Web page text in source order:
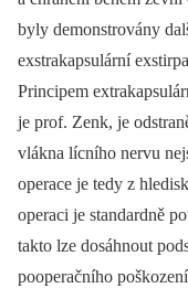
byly demonstrovány
exstrakapsulární
Principem
je prof. Zenk, je
vlákna lícního nervu
operace je tedy z
operaci je standardně
takto lze dosáhnout
pooperačního